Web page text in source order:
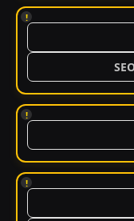
!
!
!